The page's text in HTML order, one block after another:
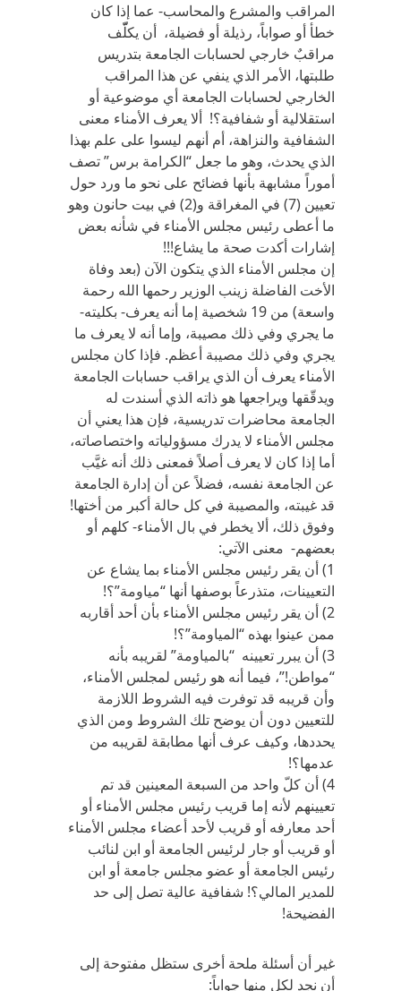
المراقب والمشرع والمحاسب- عما إذا كان
خطأ أو صواباً، رذيلة أو فضيلة، أن يكلّّف
مراقبٌ خارجي لحسابات الجامعة بتدريس
طلبتها، الأمر الذي ينفي عن هذا المراقب
الخارجي لحسابات الجامعة أي موضوعية أو
استقلالية أو شفافية؟! ألا يعرف الأمناء معنى
الشفافية والنزاهة، أم أنهم ليسوا على علم بهذا
الذي يحدث، وهو ما جعل “الكرامة برس” تصف
أموراً مشابهة بأنها فضائح على نحو ما ورد حول
تعيين (7) في المغراقة و(2) في بيت حانون وهو
ما أعطى رئيس مجلس الأمناء في شأنه بعض
إشارات أكدت صحة ما يشاع!!!
إن مجلس الأمناء الذي يتكون الآن (بعد وفاة
الأخت الفاضلة زينب الوزير رحمها الله رحمة
واسعة) من 19 شخصية إما أنه يعرف- بكليته-
ما يجري وفي ذلك مصيبة، وإما أنه لا يعرف ما
يجري وفي ذلك مصيبة أعظم. فإذا كان مجلس
الأمناء يعرف أن الذي يراقب حسابات الجامعة
ويدقّقها ويراجعها هو ذاته الذي أسندت له
الجامعة محاضرات تدريسية، فإن هذا يعني أن
مجلس الأمناء لا يدرك مسؤولياته واختصاصاته،
أما إذا كان لا يعرف أصلاً فمعنى ذلك أنه غيَّب
عن الجامعة نفسه، فضلاً عن أن إدارة الجامعة
قد غيبته، والمصيبة في كل حالة أكبر من أختها!
وفوق ذلك، ألا يخطر في بال الأمناء- كلهم أو
بعضهم- معنى الآتي:
1) أن يقر رئيس مجلس الأمناء بما يشاع عن
التعيينات، متذرعاً بوصفها أنها “مياومة”؟!
2) أن يقر رئيس مجلس الأمناء بأن أحد أقاربه
ممن عينوا بهذه “المياومة”؟!
3) أن يبرر تعيينه “بالمياومة” لقريبه بأنه
“مواطن!”، فيما أنه هو رئيس لمجلس الأمناء،
وأن قريبه قد توفرت فيه الشروط اللازمة
للتعيين دون أن يوضح تلك الشروط ومن الذي
يحددها، وكيف عرف أنها مطابقة لقريبه من
عدمها؟!
4) أن كلّ واحد من السبعة المعينين قد تم
تعيينهم لأنه إما قريب رئيس مجلس الأمناء أو
أحد معارفه أو قريب لأحد أعضاء مجلس الأمناء
أو قريب أو جار لرئيس الجامعة أو ابن لنائب
رئيس الجامعة أو عضو مجلس جامعة أو ابن
للمدير المالي؟! شفافية عالية تصل إلى حد
الفضيحة!
غير أن أسئلة ملحة أخرى ستظل مفتوحة إلى
أن نجد لكل منها جواباً: